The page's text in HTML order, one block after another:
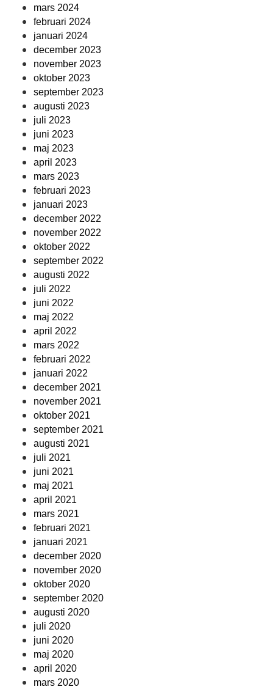
mars 2024
februari 2024
januari 2024
december 2023
november 2023
oktober 2023
september 2023
augusti 2023
juli 2023
juni 2023
maj 2023
april 2023
mars 2023
februari 2023
januari 2023
december 2022
november 2022
oktober 2022
september 2022
augusti 2022
juli 2022
juni 2022
maj 2022
april 2022
mars 2022
februari 2022
januari 2022
december 2021
november 2021
oktober 2021
september 2021
augusti 2021
juli 2021
juni 2021
maj 2021
april 2021
mars 2021
februari 2021
januari 2021
december 2020
november 2020
oktober 2020
september 2020
augusti 2020
juli 2020
juni 2020
maj 2020
april 2020
mars 2020